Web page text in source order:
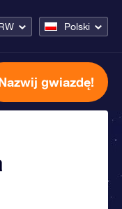
Polski
gwiazdę!